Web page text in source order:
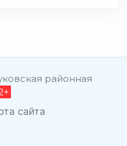
районная
сайта